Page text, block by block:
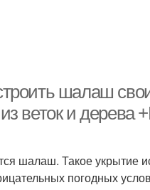
шалаш
веток и дерева
шалаш. Такое укрытие
погодных